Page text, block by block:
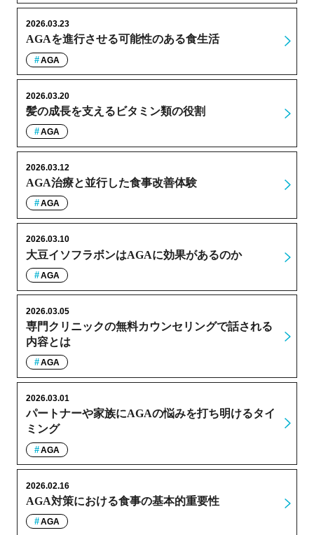
AGAを進行させる可能性のある食生活
2026.03.23
AGA
髪の成長を支えるビタミン類の役割
2026.03.20
AGA
AGA治療と並行した食事改善体験
2026.03.12
AGA
大豆イソフラボンはAGAに効果があるのか
2026.03.10
AGA
専門クリニックの無料カウンセリングで話される
内容とは
2026.03.05
AGA
パートナーや家族にAGAの悩みを打ち明けるタイ
ミング
2026.03.01
AGA
AGA対策における食事の基本的重要性
2026.02.16
AGA